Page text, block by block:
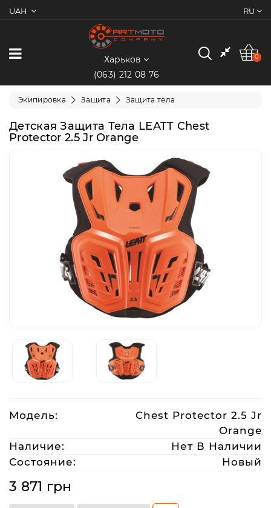
UAH RU
0
Категории
Мотоциклы
Электротранспорт
Экипировка
Запчасти
Аксессуары
Харьков
(063)
08
artmoto.info@gmail.com
Харьков
(063) 212 08 76
0
Экипировка Защита Защита тела
Детская Защита Тела LEATT Chest
Protector 2.5 Jr Orange
Модель:
Chest Protector 2.5 Jr
Orange
Наличие:
Нет В Наличии
Состояние:
Новый
3 871 грн